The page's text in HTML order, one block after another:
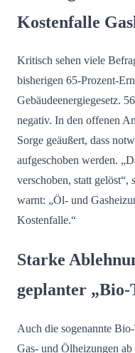
Kostenfalle
Kritisch sehen viele
bisherigen 65-Prozent-
Gebäudeenergiegesetz.
negativ. In den offenen
Sorge geäußert, dass
aufgeschoben werden.
verschoben, statt gelöst“,
warnt: „Öl- und
Kostenfalle.“
Starke
geplanter „Bio-
Auch die sogenannte
Gas- und Ölheizungen